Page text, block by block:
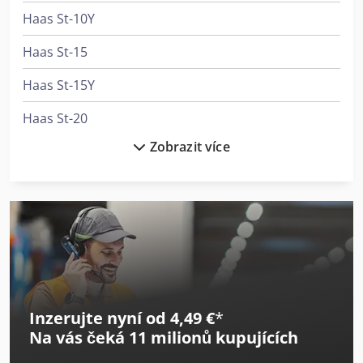
Haas St-10Y
Haas St-15
Haas St-15Y
Haas St-20
Haas St-40
Haas Tm-1
Haas Tr160
Haas Umc-750Ss
Haas Vf-11/40
Zobrazit více
Inzerujte nyní od 4,49 €*
Na vás čeká 11 milionů kupujících